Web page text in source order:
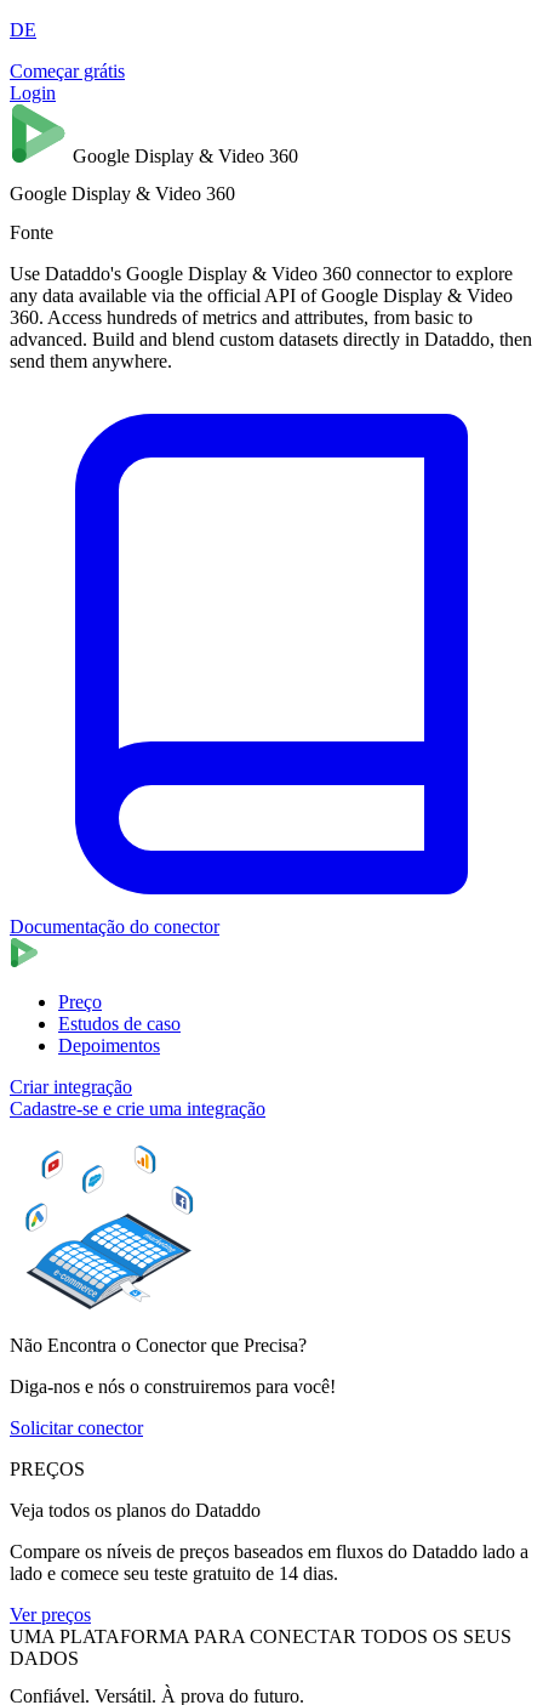
DE
Começar grátis
Login
Google Display & Video 360
Google Display & Video 360
Fonte
Use Dataddo's Google Display & Video 360 connector to explore
any data available via the official API of Google Display & Video
360. Access hundreds of metrics and attributes, from basic to
advanced. Build and blend custom datasets directly in Dataddo, then
send them anywhere.
Documentação do conector
Preço
Estudos de caso
Depoimentos
Criar integração
Cadastre-se e crie uma integração
Não Encontra o Conector que Precisa?
Diga-nos e nós o construiremos para você!
Solicitar conector
PREÇOS
Veja todos os planos do Dataddo
Compare os níveis de preços baseados em fluxos do Dataddo lado a
lado e comece seu teste gratuito de 14 dias.
Ver preços
UMA PLATAFORMA PARA CONECTAR TODOS OS SEUS
DADOS
Confiável. Versátil. À prova do futuro.